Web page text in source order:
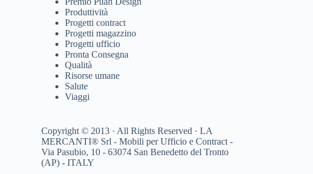
Produttività
Progetti contract
Progetti magazzino
Progetti ufficio
Pronta Consegna
Qualità
Risorse umane
Salute
Viaggi
Copyright © 2013 · All Rights Reserved · LA
MERCANTI® Srl - Mobili per Ufficio e Contract -
Via Pasubio, 10 - 63074 San Benedetto del Tronto
(AP) - ITALY